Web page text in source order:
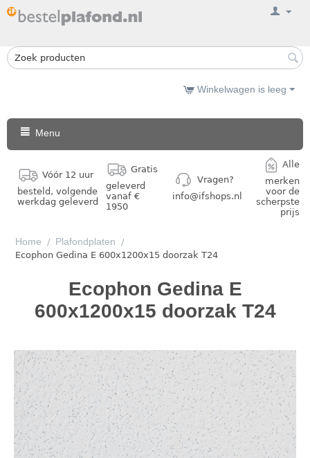
Winkelwagen is leeg
Menu
Vóór 12 uur
besteld, volgende
werkdag geleverd
Gratis
geleverd
vanaf €
1950
Vragen?
info@ifshops.nl
Alle
merken
voor de
scherpste
prijs
Home / Plafondplaten
/
Ecophon Gedina E 600x1200x15 doorzak T24
Ecophon Gedina E
600x1200x15 doorzak T24